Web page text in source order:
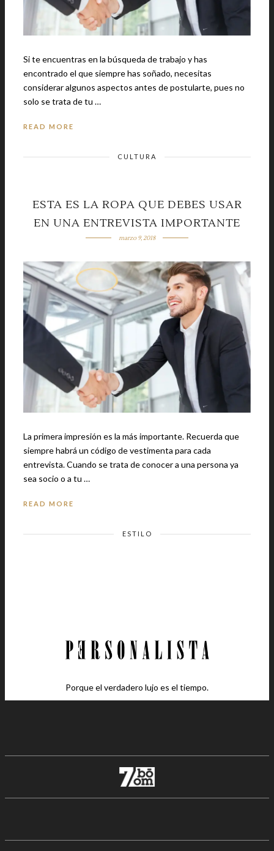
Si te encuentras en la búsqueda de trabajo y has
encontrado el que siempre has soñado, necesitas
considerar algunos aspectos antes de postularte, pues no
solo se trata de tu …
READ MORE
CULTURA
ESTA ES LA ROPA QUE DEBES USAR
EN UNA ENTREVISTA IMPORTANTE
marzo 9, 2018
La primera impresión es la más importante. Recuerda que
siempre habrá un código de vestimenta para cada
entrevista. Cuando se trata de conocer a una persona ya
sea socio o a tu …
READ MORE
ESTILO
Porque el verdadero lujo es el tiempo.